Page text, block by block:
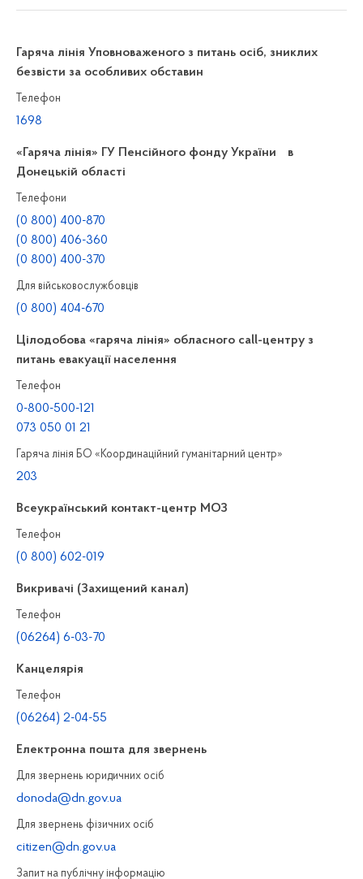
Гаряча лінія Уповноваженого з питань осіб, зниклих
безвісти за особливих обставин
Телефон
1698
«Гаряча лінія» ГУ Пенсійного фонду України в
Донецькій області
Телефони
(0 800) 400-870
(0 800) 406-360
(0 800) 400-370
Для військовослужбовців
(0 800) 404-670
Цілодобова «гаряча лінія» обласного call-центру з
питань евакуації населення
Телефон
0-800-500-121
073 050 01 21
Гаряча лінія БО «Координаційний гуманітарний центр»
203
Всеукраїнський контакт-центр МОЗ
Телефон
(0 800) 602-019
Викривачі (Захищений канал)
Телефон
(06264) 6-03-70
Канцелярiя
Телефон
(06264) 2-04-55
Електронна пошта для звернень
Для звернень юридичних осiб
donoda@dn.gov.ua
Для звернень фізичних осiб
citizen@dn.gov.ua
Запит на публiчну інформацiю